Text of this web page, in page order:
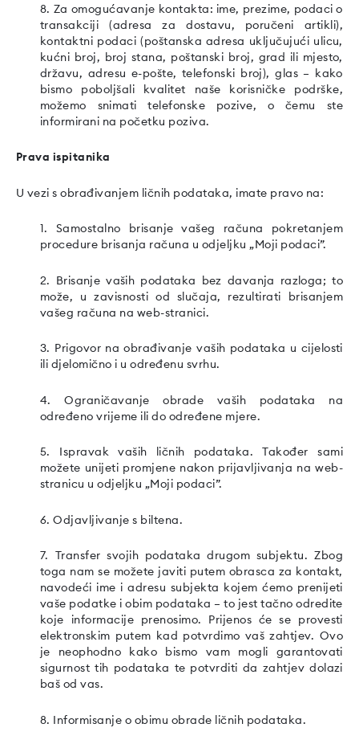
8. Za omogućavanje kontakta: ime, prezime, podaci o
transakciji (adresa za dostavu, poručeni artikli),
kontaktni podaci (poštanska adresa uključujući ulicu,
kućni broj, broj stana, poštanski broj, grad ili mjesto,
državu, adresu e-pošte, telefonski broj), glas – kako
bismo poboljšali kvalitet naše korisničke podrške,
možemo snimati telefonske pozive, o čemu ste
informirani na početku poziva.
Prava ispitanika
U vezi s obrađivanjem ličnih podataka, imate pravo na:
1. Samostalno brisanje vašeg računa pokretanjem
procedure brisanja računa u odjeljku „Moji podaci”.
2. Brisanje vaših podataka bez davanja razloga; to
može, u zavisnosti od slučaja, rezultirati brisanjem
vašeg računa na web-stranici.
3. Prigovor na obrađivanje vaših podataka u cijelosti
ili djelomično i u određenu svrhu.
4. Ograničavanje obrade vaših podataka na
određeno vrijeme ili do određene mjere.
5. Ispravak vaših ličnih podataka. Također sami
možete unijeti promjene nakon prijavljivanja na web-
stranicu u odjeljku „Moji podaci”.
6. Odjavljivanje s biltena.
7. Transfer svojih podataka drugom subjektu. Zbog
toga nam se možete javiti putem obrasca za kontakt,
navodeći ime i adresu subjekta kojem ćemo prenijeti
vaše podatke i obim podataka – to jest tačno odredite
koje informacije prenosimo. Prijenos će se provesti
elektronskim putem kad potvrdimo vaš zahtjev. Ovo
je neophodno kako bismo vam mogli garantovati
sigurnost tih podataka te potvrditi da zahtjev dolazi
baš od vas.
8. Informisanje o obimu obrade ličnih podataka.